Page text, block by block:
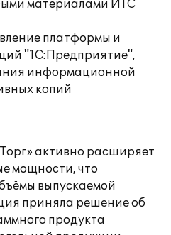
материалами ИТС
платформы и
"1С:Предприятие",
информационной
копий
активно расширяет
мощности, что
выпускаемой
приняла решение об
продукта